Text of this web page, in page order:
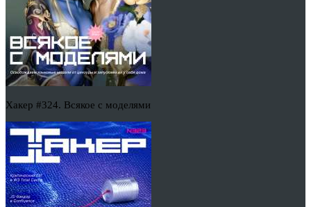
Хакер #324. Всякое с моделями